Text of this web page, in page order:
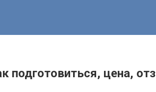
подготовиться, цена,